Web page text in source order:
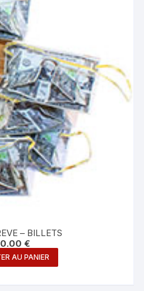
– BILLETS
€
AU PANIER